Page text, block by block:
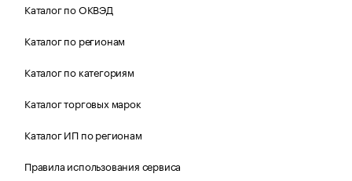
Каталог по ОКВЭД
Каталог по регионам
Каталог по категориям
Каталог торговых марок
Каталог ИП по регионам
Правила использования сервиса